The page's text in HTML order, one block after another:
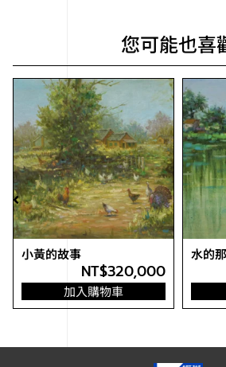
您可能也喜
小黃的故事
NT$320,000
加入購物車
水的